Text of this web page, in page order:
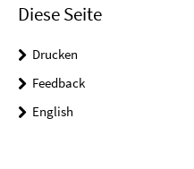
Diese Seite
Drucken
Feedback
English